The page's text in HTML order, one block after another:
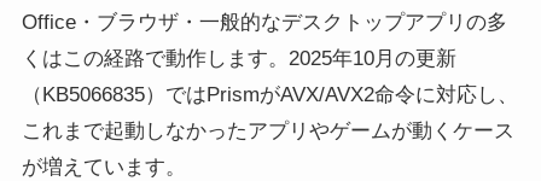
Office・ブラウザ・一般的なデスクトップアプリの多
くはこの経路で動作します。2025年10月の更新
（KB5066835）ではPrismがAVX/AVX2命令に対応し、
これまで起動しなかったアプリやゲームが動くケース
が増えています。